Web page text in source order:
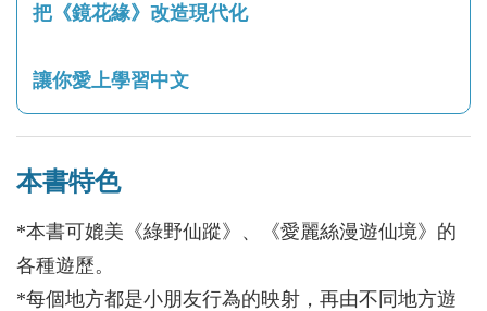
把《鏡花緣》改造現代化
讓你愛上學習中文
本書特色
*本書可媲美《綠野仙蹤》、《愛麗絲漫遊仙境》的
各種遊歷。
*每個地方都是小朋友行為的映射，再由不同地方遊